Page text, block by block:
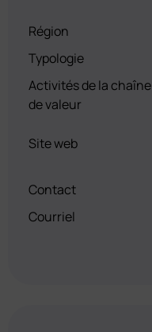
Région
Typologie
Activités de la chaîne
de valeur
Site web
Contact
Courriel